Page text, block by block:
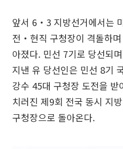
앞서 6‧3 지방선거에서는
전‧현직 구청장이 격돌하
아졌다. 민선 7기로 당선되
지낸 유 당선인은 민선 8기
강수 45대 구청장 도전을 받
치러진 제9회 전국 동시 지
구청장으로 돌아온다.